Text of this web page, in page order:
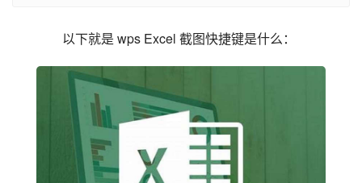
以下就是 wps Excel 截图快捷键是什么：